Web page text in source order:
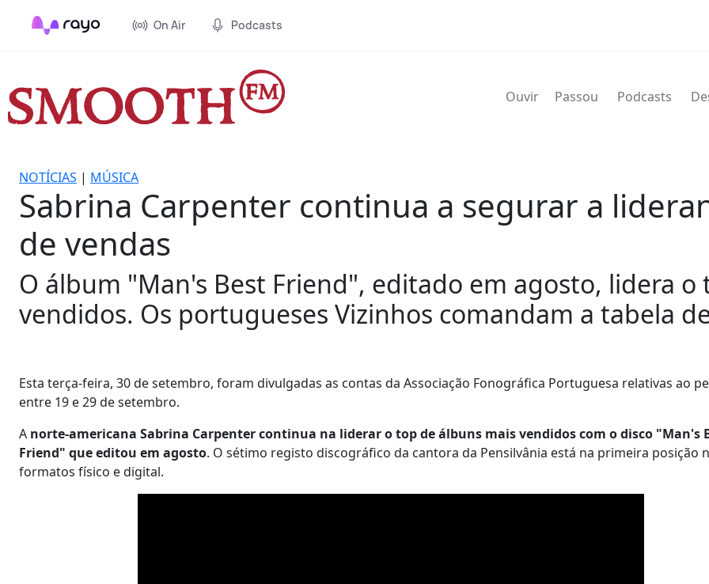
On Air Podcasts
Ouvir Passou Podcasts
NOTÍCIAS | MÚSICA
Sabrina Carpenter continua a segurar a
de vendas
O álbum "Man's Best Friend", editado em agosto, lidera
vendidos. Os portugueses Vizinhos comandam a tabela
Esta terça-feira, 30 de setembro, foram divulgadas as contas da Associação Fonográfica Portuguesa relativas ao
entre 19 e 29 de setembro.
A norte-americana Sabrina Carpenter continua na liderar o top de álbuns mais vendidos com o disco "Man's
Friend" que editou em agosto. O sétimo registo discográfico da cantora da Pensilvânia está na primeira posição
formatos físico e digital.